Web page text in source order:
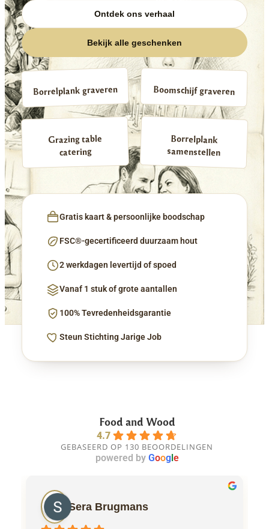
Ontdek ons verhaal
Bekijk alle geschenken
Borrelplank graveren Boomschijf graveren
Grazing table
catering
Borrelplank
samenstellen
Gratis kaart & persoonlijke boodschap
FSC®-gecertificeerd duurzaam hout
2 werkdagen levertijd of spoed
Vanaf 1 stuk of grote aantallen
100% Tevredenheidsgarantie
Steun Stichting Jarige Job
Food and Wood
4.7
GEBASEERD OP 130 BEOORDELINGEN
powered by Googl e
Sera Brugmans